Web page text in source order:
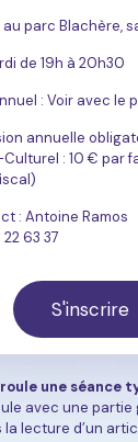
parc Blachère,
de 19h à 20h30
: Voir avec le
annuelle
: 10 € par
: Antoine Ramos
63 37
S'inscrire
une séance
avec une partie
la lecture d’un